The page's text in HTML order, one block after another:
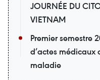
JOURNÉE DU
VIETNAM
Premier semestre
d’actes médicaux
maladie